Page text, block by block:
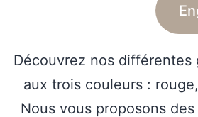
Découvrez nos différentes
aux trois couleurs :
Nous vous proposons